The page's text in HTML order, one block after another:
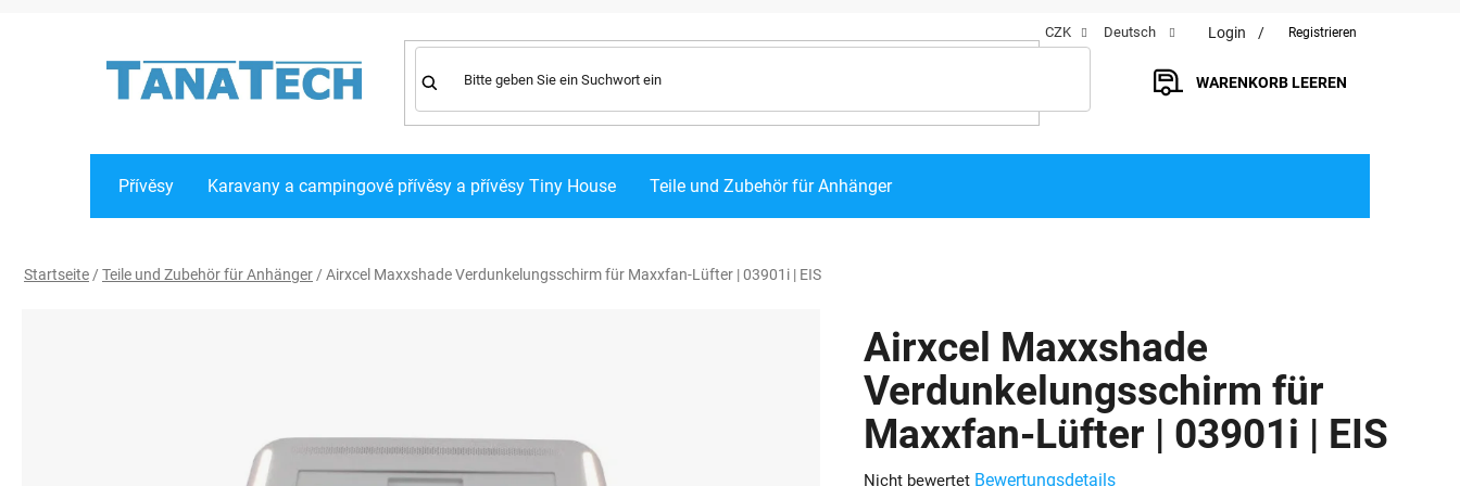
CZK Deutsch Login Registrieren
WARENKORB LEEREN
Přívěsy Karavany a campingové přívěsy a přívěsy Tiny House Teile und Zubehör für Anhänger
Startseite / Teile und Zubehör für Anhänger / Airxcel Maxxshade Verdunkelungsschirm für Maxxfan-Lüfter | 03901i | EIS
Airxcel Maxxshade
Verdunkelungsschirm für
Maxxfan-Lüfter | 03901i | EIS
Die
Nicht bewertet Bewertungsdetails